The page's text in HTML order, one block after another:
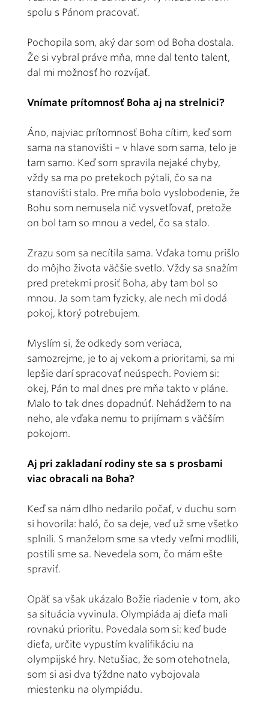
spolu s Pánom pracovať.
Pochopila som, aký dar som od Boha dostala.
Že si vybral práve mňa, mne dal tento talent,
dal mi možnosť ho rozvíjať.
Vnímate prítomnosť Boha aj na strelnici?
Áno, najviac prítomnosť Boha cítim, keď som
sama na stanovišti – v hlave som sama, telo je
tam samo. Keď som spravila nejaké chyby,
vždy sa ma po pretekoch pýtali, čo sa na
stanovišti stalo. Pre mňa bolo vyslobodenie, že
Bohu som nemusela nič vysvetľovať, pretože
on bol tam so mnou a vedel, čo sa stalo.
Zrazu som sa necítila sama. Vďaka tomu prišlo
do môjho života väčšie svetlo. Vždy sa snažím
pred pretekmi prosiť Boha, aby tam bol so
mnou. Ja som tam fyzicky, ale nech mi dodá
pokoj, ktorý potrebujem.
Myslím si, že odkedy som veriaca,
samozrejme, je to aj vekom a prioritami, sa mi
lepšie darí spracovať neúspech. Poviem si:
okej, Pán to mal dnes pre mňa takto v pláne.
Malo to tak dnes dopadnúť. Nehádžem to na
neho, ale vďaka nemu to prijímam s väčším
pokojom.
Aj pri zakladaní rodiny ste sa s prosbami
viac obracali na Boha?
Keď sa nám dlho nedarilo počať, v duchu som
si hovorila: haló, čo sa deje, veď už sme všetko
splnili. S manželom sme sa vtedy veľmi modlili,
postili sme sa. Nevedela som, čo mám ešte
spraviť.
Opäť sa však ukázalo Božie riadenie v tom, ako
sa situácia vyvinula. Olympiáda aj dieťa mali
rovnakú prioritu. Povedala som si: keď bude
dieťa, určite vypustím kvalifikáciu na
olympijské hry. Netušiac, že som otehotnela,
som si asi dva týždne nato vybojovala
miestenku na olympiádu.